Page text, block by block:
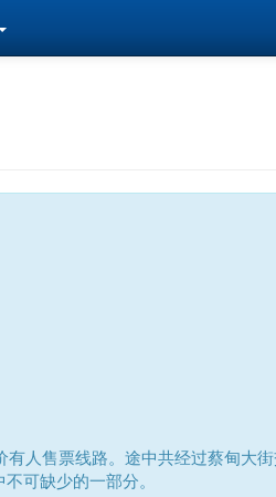
人售票线路。途中共经过蔡甸大
可缺少的一部分。